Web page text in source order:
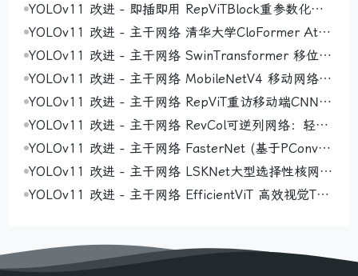
YOLOv11 改进 - 即插即用 RepViTBlock重参数化视
觉Transformer块：结构重参数化技术破解训练推理效
率瓶颈，实现精度与速度兼得
YOLOv11 改进 - 主干网络 清华大学CloFormer Attn
Conv ：利用共享权重和上下文感知权重增强局部感
知，注意力机制与卷积的完美融合
YOLOv11 改进 - 主干网络 SwinTransformer 移位窗
口层次化视觉变换器：层次化特征提取增强多尺度目
标感知，优化复杂场景检测
YOLOv11 改进 - 主干网络 MobileNetV4 移动网络第
四版：通用倒瓶颈与移动注意力协同优化硬件效率，
提升移动端检测适应性
YOLOv11 改进 - 主干网络 RepViT重访移动端CNN的
ViT视角：轻量级设计分离Token与Channel混合器，
优化移动端实时检测
YOLOv11 改进 - 主干网络 RevCol可逆列网络：轻量
级多列设计破解特征信息丢失难题，提升小目标与密
集目标感知精度
YOLOv11 改进 - 主干网络 FasterNet (基于PConv部
分卷积的神经网络)：轻量级设计优化内存访问效率，
实现精度与速度双重提升
YOLOv11 改进 - 主干网络 LSKNet大型选择性核网
络：大核深度卷积与空间选择机制协同动态调整感受
野，增强旋转目标检测
YOLOv11 改进 - 主干网络 EfficientViT 高效视觉Tra